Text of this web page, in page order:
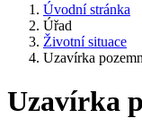
Úvodní stránka
Úřad
Životní situace
Uzavírka
Uzavírka